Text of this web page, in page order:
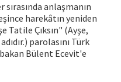
anlaşmanın
harekâtın yeniden
Tatile Çıksın" (Ayşe,
parolasını Türk
Bülent Ecevit'e